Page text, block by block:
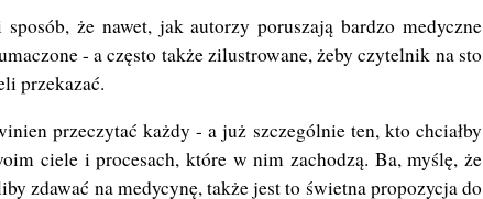
że nawet, jak autorzy poruszają bardzo medyczne
- a często także zilustrowane, żeby czytelnik na sto
przekazać.
przeczytać każdy - a już szczególnie ten, kto chciałby
ciele i procesach, które w nim zachodzą. Ba, myślę, że
zdawać na medycynę, także jest to świetna propozycja do